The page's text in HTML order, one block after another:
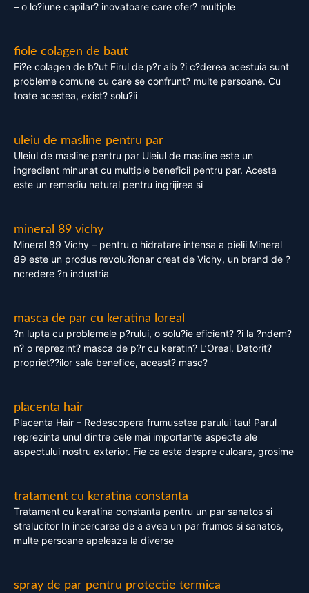
– o lo?iune capilar? inovatoare care ofer? multiple
fiole colagen de baut
Fi?e colagen de b?ut Firul de p?r alb ?i c?derea acestuia sunt
probleme comune cu care se confrunt? multe persoane. Cu
toate acestea, exist? solu?ii
uleiu de masline pentru par
Uleiul de masline pentru par Uleiul de masline este un
ingredient minunat cu multiple beneficii pentru par. Acesta
este un remediu natural pentru ingrijirea si
mineral 89 vichy
Mineral 89 Vichy – pentru o hidratare intensa a pielii Mineral
89 este un produs revolu?ionar creat de Vichy, un brand de ?
ncredere ?n industria
masca de par cu keratina loreal
?n lupta cu problemele p?rului, o solu?ie eficient? ?i la ?ndem?
n? o reprezint? masca de p?r cu keratin? L’Oreal. Datorit?
propriet??ilor sale benefice, aceast? masc?
placenta hair
Placenta Hair – Redescopera frumusetea parului tau! Parul
reprezinta unul dintre cele mai importante aspecte ale
aspectului nostru exterior. Fie ca este despre culoare, grosime
tratament cu keratina constanta
Tratament cu keratina constanta pentru un par sanatos si
stralucitor In incercarea de a avea un par frumos si sanatos,
multe persoane apeleaza la diverse
spray de par pentru protectie termica